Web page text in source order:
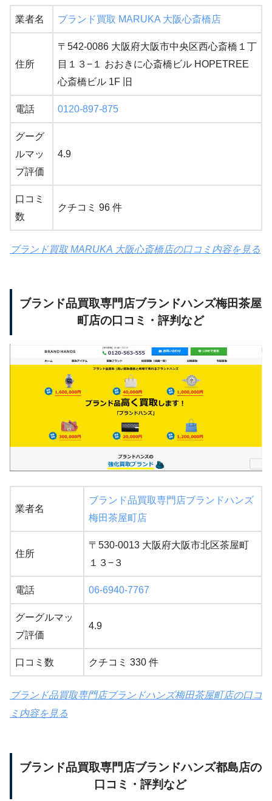
業者名 ブランド買取 MARUKA 大阪心斎橋店
住所
〒542-0086 大阪府大阪市中央区西心斎橋１丁
目１３−１ おおきに心斎橋ビル HOPETREE
心斎橋ビル 1F 旧
電話 0120-897-875
グーグ
ルマッ
プ評価
4.9
口コミ
数
クチコミ 96 件
ブランド買取 MARUKA 大阪心斎橋店の口コミ内容を見る
ブランド品買取専門店ブランドハンズ梅田茶屋
町店の口コミ・評判など
業者名
ブランド品買取専門店ブランドハンズ
梅田茶屋町店
住所
〒530-0013 大阪府大阪市北区茶屋町
１３−３
電話 06-6940-7767
グーグルマッ
プ評価
4.9
口コミ数 クチコミ 330 件
ブランド品買取専門店ブランドハンズ梅田茶屋町店の口コ
ミ内容を見る
ブランド品買取専門店ブランドハンズ都島店の
口コミ・評判など